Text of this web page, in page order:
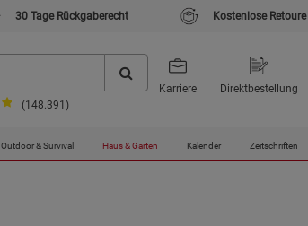
30 Tage Rückgaberecht Kostenlose Retoure
(148.391)
Karriere Direktbestellung
Outdoor & Survival Haus & Garten Kalender Zeitschriften